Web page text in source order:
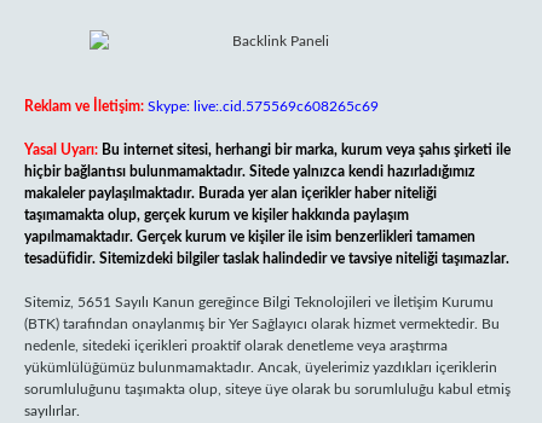
Reklam ve İletişim: Skype: live:.cid.575569c608265c69
Yasal Uyarı: Bu internet sitesi, herhangi bir marka, kurum veya şahıs şirketi ile
hiçbir bağlantısı bulunmamaktadır. Sitede yalnızca kendi hazırladığımız
makaleler paylaşılmaktadır. Burada yer alan içerikler haber niteliği
taşımamakta olup, gerçek kurum ve kişiler hakkında paylaşım
yapılmamaktadır. Gerçek kurum ve kişiler ile isim benzerlikleri tamamen
tesadüfidir. Sitemizdeki bilgiler taslak halindedir ve tavsiye niteliği taşımazlar.
Sitemiz, 5651 Sayılı Kanun gereğince Bilgi Teknolojileri ve İletişim Kurumu
(BTK) tarafından onaylanmış bir Yer Sağlayıcı olarak hizmet vermektedir. Bu
nedenle, sitedeki içerikleri proaktif olarak denetleme veya araştırma
yükümlülüğümüz bulunmamaktadır. Ancak, üyelerimiz yazdıkları içeriklerin
sorumluluğunu taşımakta olup, siteye üye olarak bu sorumluluğu kabul etmiş
sayılırlar.